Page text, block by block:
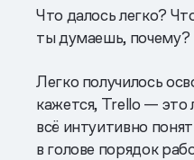
Что далось легко?
ты думаешь, почему?
Легко получилось
кажется, Trello — это
всё интуитивно
в голове порядок